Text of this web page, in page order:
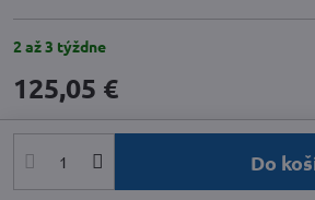
2 až 3 týždne
125,05 €
Do